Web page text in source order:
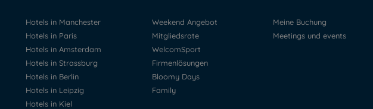
Hotels in Manchester
Hotels in Paris
Hotels in Amsterdam
Hotels in Strassburg
Hotels in Berlin
Hotels in Leipzig
Hotels in Kiel
Weekend Angebot
Mitgliedsrate
WelcomSport
Firmenlösungen
Bloomy Days
Family
Meine Buchung
Meetings und events